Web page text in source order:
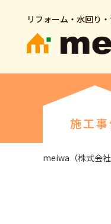
リフォーム・水回り
施工事
meiwa（株式会